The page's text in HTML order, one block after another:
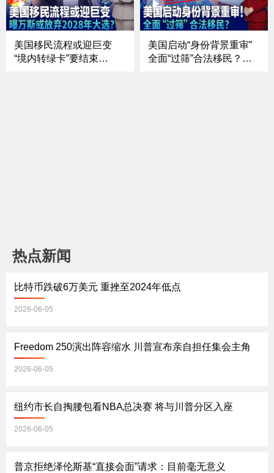
工作要求新规发布 近500
万人或失福利《中文正
点》26.6.2
酵《中文焦点》6/4/2026
美国移民流程或迎巨变
“境内转绿卡”要结束
美国启动“身份背景重审”
全面“过筛”合法移民？；
热点新闻
比特币跌破6万美元 重挫至2024年低点
2026-06-05
Freedom 250演出阵容缩水 川普宣布亲自担任集会主角
2026-06-05
纽约市长自掏腰包看NBA总决赛 将与川普分区入座
2026-06-05
普京拒绝泽伦斯基“直接会面”请求：目前毫无意义